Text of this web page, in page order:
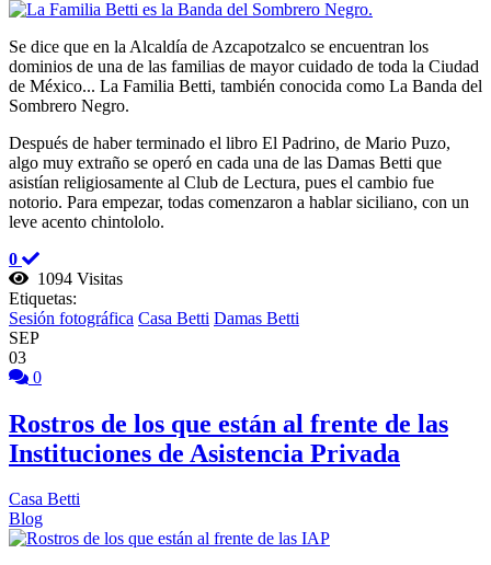
Se dice que en la Alcaldía de Azcapotzalco se encuentran los
dominios de una de las familias de mayor cuidado de toda la Ciudad
de México... La Familia Betti, también conocida como La Banda del
Sombrero Negro.
Después de haber terminado el libro El Padrino, de Mario Puzo,
algo muy extraño se operó en cada una de las Damas Betti que
asistían religiosamente al Club de Lectura, pues el cambio fue
notorio. Para empezar, todas comenzaron a hablar siciliano, con un
leve acento chintololo.
0
1094 Visitas
Etiquetas:
Sesión fotográfica Casa Betti Damas Betti
SEP
03
0
Rostros de los que están al frente de las
Instituciones de Asistencia Privada
Casa Betti
Blog